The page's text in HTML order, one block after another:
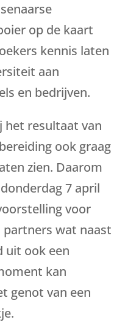
op de kaart
kennis laten
aan
en bedrijven.
het resultaat van
ook graag
zien. Daarom
7 april
voor
partners wat naast
uit ook een
kan
genot van een